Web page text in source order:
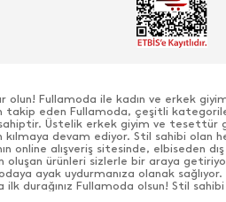
Fullamoda ile kadın ve erkek
takip eden Fullamoda, çeşitli
Üstelik erkek giyim ve tesettür
kılmaya devam ediyor. Stil sahibi olan
online alışveriş sitesinde, elbiseden
oluşan ürünleri sizlerle bir araya
ayak uydurmanıza olanak
ilk durağınız Fullamoda olsun! Stil
şıklığın kilit anahtarı